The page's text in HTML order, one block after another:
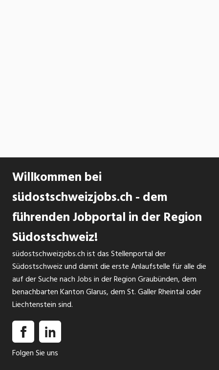
Willkommen bei
südostschweizjobs.ch - dem
führenden Jobportal in der Region
Südostschweiz!
südostschweizjobs.ch ist das Stellenportal der
Südostschweiz und damit die erste Anlaufstelle für alle die
auf der Suche nach Jobs in der Region Graubünden, dem
benachbarten Kanton Glarus, dem St. Galler Rheintal oder
Liechtenstein sind.
Folgen Sie uns